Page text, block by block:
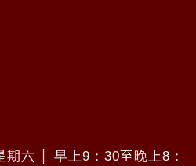
六 │ 早上9：30至晚上8：